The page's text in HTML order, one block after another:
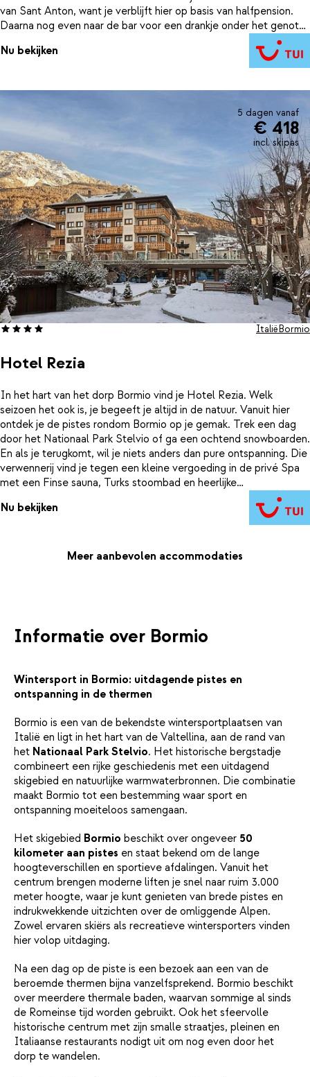
van Sant Anton, want je verblijft hier op basis van halfpension.
Daarna nog even naar de bar voor een drankje onder het genot
van live pianomuziek. Op reis zonder kinderen? Ga dan naar de
tegenovergelegen thermen van Bormio. Tijd voor ultieme
Nu bekijken
5 dagen vanaf
€ 418
incl. skipas
Hotel Rezia
ItaliëBormio
In het hart van het dorp Bormio vind je Hotel Rezia. Welk
seizoen het ook is, je begeeft je altijd in de natuur. Vanuit hier
ontdek je de pistes rondom Bormio op je gemak. Trek een dag
door het Nationaal Park Stelvio of ga een ochtend snowboarden.
En als je terugkomt, wil je niets anders dan pure ontspanning. Die
verwennerij vind je tegen een kleine vergoeding in de privé Spa
met een Finse sauna, Turks stoombad en heerlijke
ontspanningsruimtes. Even opfrissen en dan genieten van lokale
en traditionele gerechten. Drink nog een drankje na voor je
terugkeert naar je kamer waar je heerlijk slaapt in comfortabele
zorgeloze vakantie in Valtellina en tot ziens in Hotel Rezia.
Nu bekijken
Meer aanbevolen accommodaties
Informatie over Bormio
Wintersport in Bormio: uitdagende pistes en
ontspanning in de thermen
Bormio is een van de bekendste wintersportplaatsen van
Italië en ligt in het hart van de Valtellina, aan de rand van
het Nationaal Park Stelvio. Het historische bergstadje
combineert een rijke geschiedenis met een uitdagend
skigebied en natuurlijke warmwaterbronnen. Die combinatie
maakt Bormio tot een bestemming waar sport en
ontspanning moeiteloos samengaan.
Het skigebied Bormio beschikt over ongeveer 50
kilometer aan pistes en staat bekend om de lange
hoogteverschillen en sportieve afdalingen. Vanuit het
centrum brengen moderne liften je snel naar ruim 3.000
meter hoogte, waar je kunt genieten van brede pistes en
indrukwekkende uitzichten over de omliggende Alpen.
Zowel ervaren skiërs als recreatieve wintersporters vinden
hier volop uitdaging.
Na een dag op de piste is een bezoek aan een van de
beroemde thermen bijna vanzelfsprekend. Bormio beschikt
over meerdere thermale baden, waarvan sommige al sinds
de Romeinse tijd worden gebruikt. Ook het sfeervolle
historische centrum met zijn smalle straatjes, pleinen en
Italiaanse restaurants nodigt uit om nog even door het
dorp te wandelen.